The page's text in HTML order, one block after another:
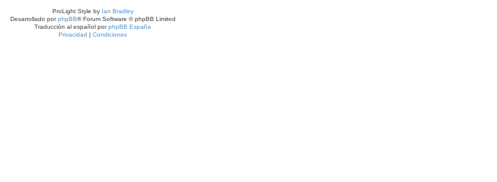
ProLight Style by Ian Bradley
Desarrollado porphpBB® Forum Software © phpBB Limited
Traducción al español porphpBB España
Privacidad | Condiciones